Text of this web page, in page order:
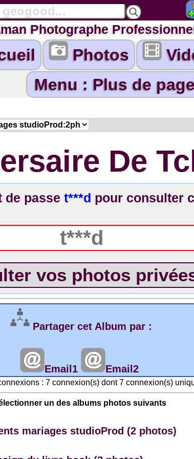
Photographe
Photos
De
de passe t***d pour consulter
Partager cet Album par :
Email1 Email2
: 7 connexion(s) dont 7 connexion(s)
un des albums photos suivants
mariages studioProd (2 photos)